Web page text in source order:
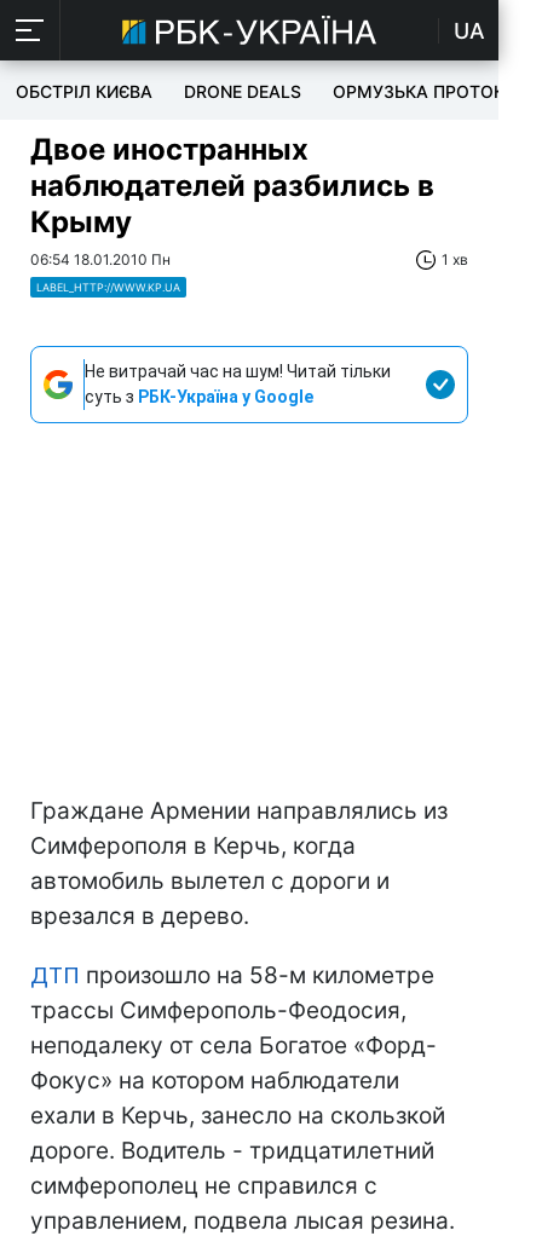
UA
ОБСТРІЛ КИЄВА DRONE DEALS ОРМУЗЬКА ПРОТОКА
Двое иностранных
наблюдателей разбились в
Крыму
06:54 18.01.2010 Пн 1 хв
LABEL_HTTP://WWW.KP.UA
Не витрачай час на шум! Читай тільки
суть з РБК-Україна у Google
Граждане Армении направлялись из
Симферополя в Керчь, когда
автомобиль вылетел с дороги и
врезался в дерево.
ДТП произошло на 58-м километре
трассы Симферополь-Феодосия,
неподалеку от села Богатое «Форд-
Фокус» на котором наблюдатели
ехали в Керчь, занесло на скользкой
дороге. Водитель - тридцатилетний
симферополец не справился с
управлением, подвела лысая резина.